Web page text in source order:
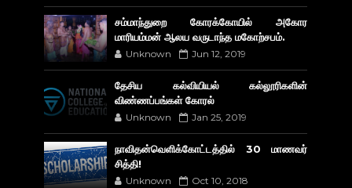
சம்மாந்துறை கோரக்கோயில் அகோர​
மாரியம்மன் ஆலய வருடாந்த மகோற்சபம்.
Unknown Jun 12, 2019
தேசிய கல்வியியல் கல்லூரிகளின்
விண்ணப்பங்கள் கோரல்
Unknown Jan 25, 2019
நாவிதன்வெளிக்கோட்டத்தில் 30 மாணவர்
சித்தி!
Unknown Oct 10, 2018